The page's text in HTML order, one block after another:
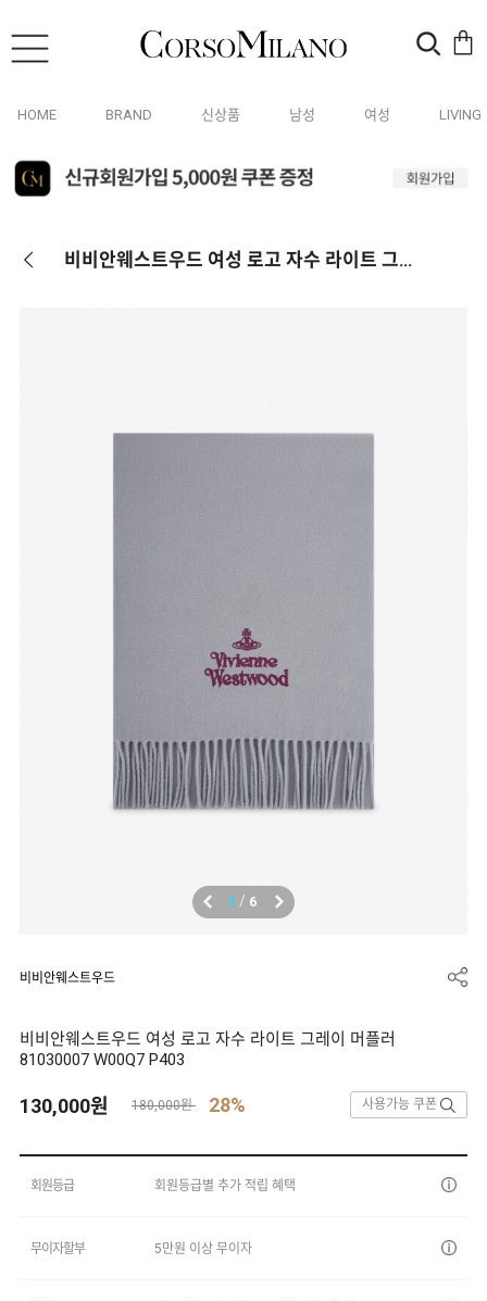
HOME BRAND 신상품 남성 여성 LIVING
비비안웨스트우드 여성 로고 자수 라이트 그레이 머플러 81030007 W00Q7 P403
1 / 6
비비안웨스트우드
비비안웨스트우드 여성 로고 자수 라이트 그레이 머플러
81030007 W00Q7 P403
130,000원 180,000원 28% 사용가능 쿠폰
회원등급 회원등급별 추가 적립 혜택
무이자할부 5만원 이상 무이자